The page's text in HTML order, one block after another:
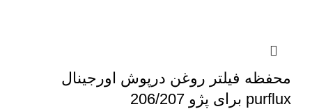
محفظه فیلتر روغن درپوش اورجینال
purflux برای پژو 206/207